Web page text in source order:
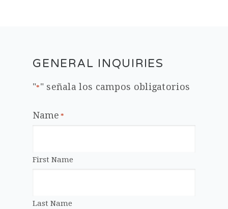
GENERAL INQUIRIES
"* " señala los campos obligatorios
Name *
First Name
Last Name